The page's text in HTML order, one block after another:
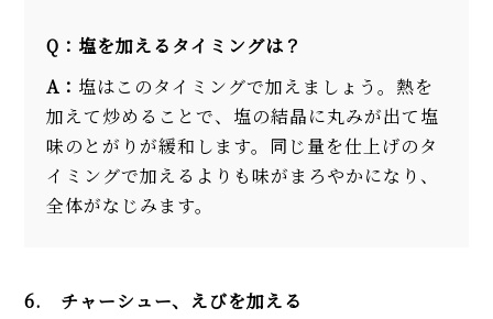
Q：塩を加えるタイミングは？
A： 塩はこのタイミングで加えましょう。熱を
加えて炒めることで、塩の結晶に丸みが出て塩
味のとがりが緩和します。同じ量を仕上げのタ
イミングで加えるよりも味がまろやかになり、
全体がなじみます。
6. チャーシュー、えびを加える